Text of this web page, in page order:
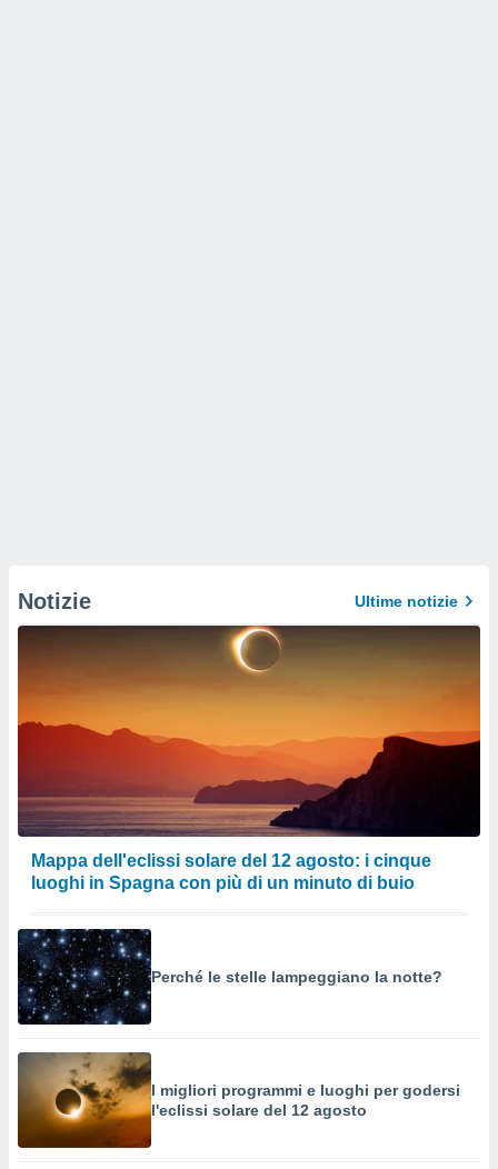
Notizie Ultime notizie
Mappa dell'eclissi solare del 12 agosto: i cinque
luoghi in Spagna con più di un minuto di buio
Perché le stelle lampeggiano la notte?
I migliori programmi e luoghi per godersi
l'eclissi solare del 12 agosto